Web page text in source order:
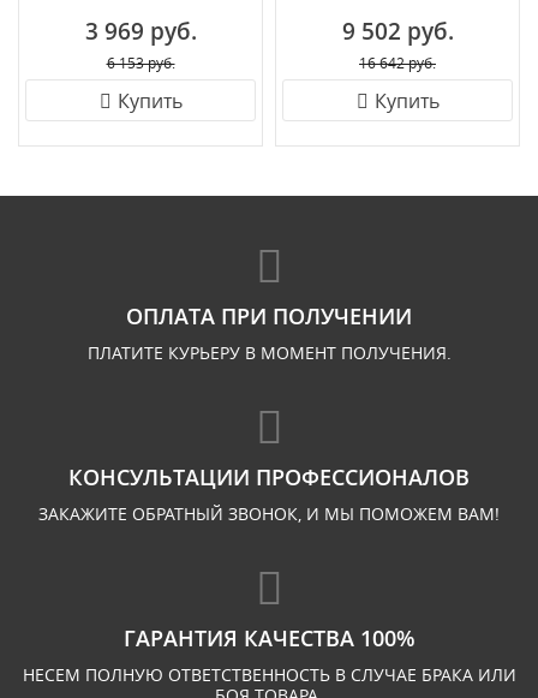
3 969 руб.
6 153 руб.
Купить
9 502 руб.
16 642 руб.
Купить
ОПЛАТА ПРИ ПОЛУЧЕНИИ
ПЛАТИТЕ КУРЬЕРУ В МОМЕНТ ПОЛУЧЕНИЯ.
КОНСУЛЬТАЦИИ ПРОФЕССИОНАЛОВ
ЗАКАЖИТЕ ОБРАТНЫЙ ЗВОНОК, И МЫ ПОМОЖЕМ ВАМ!
ГАРАНТИЯ КАЧЕСТВА 100%
НЕСЕМ ПОЛНУЮ ОТВЕТСТВЕННОСТЬ В СЛУЧАЕ БРАКА ИЛИ